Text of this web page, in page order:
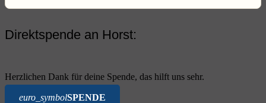
Direktspende an Horst:
Herzlichen Dank für deine Spende, das hilft uns sehr.
euro_symbolSPENDE